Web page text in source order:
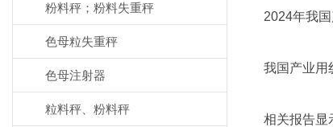
粉料秤；粉料失重秤
色母粒失重秤
色母注射器
粒料秤、粉料秤
2024年我
我国产业用
相关报告显